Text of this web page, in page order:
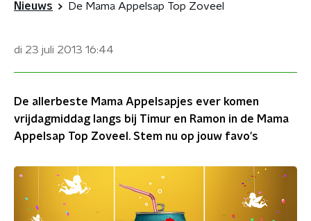
Nieuws De Mama Appelsap Top Zoveel
di 23 juli 2013 16:44
De allerbeste Mama Appelsapjes ever komen
vrijdagmiddag langs bij Timur en Ramon in de Mama
Appelsap Top Zoveel. Stem nu op jouw favo's